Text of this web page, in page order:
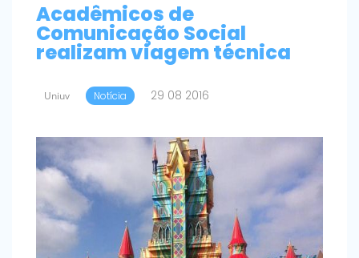
Acadêmicos de
Comunicação Social
realizam viagem técnica
Uniuv Notícia 29 08 2016